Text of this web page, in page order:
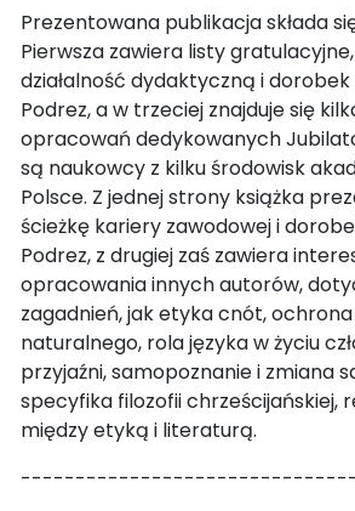
Prezentowana publikacja składa
Pierwsza zawiera listy
działalność dydaktyczną i
Podrez, a w trzeciej znajduje się
opracowań dedykowanych
są naukowcy z kilku środowisk
Polsce. Z jednej strony książka
ścieżkę kariery zawodowej i
Podrez, z drugiej zaś zawiera
opracowania innych autorów,
zagadnień, jak etyka cnót,
naturalnego, rola języka w życiu
przyjaźni, samopoznanie i zmiana
specyfika filozofii chrześcijańskiej,
między etyką i literaturą.